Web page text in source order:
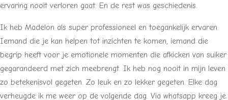
ervaring nooit verloren gaat. En de rest was geschiedenis.
Ik heb Madelon als super professioneel en toegankelijk ervaren.
Iemand die je kan helpen tot inzichten te komen, iemand die
begrip heeft voor je emotionele momenten die afkicken van suiker
gegarandeerd met zich meebrengt. Ik heb nog nooit in mijn leven
zo betekenisvol gegeten. Zo leuk en zo lekker gegeten. Elke dag
verheugde ik me weer op de volgende dag. Via whatsapp kreeg je